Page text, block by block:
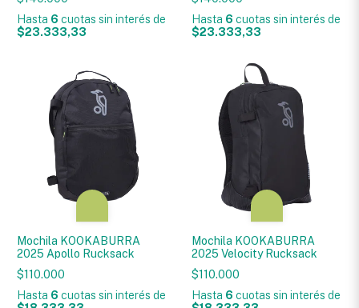
Hasta 6 cuotas sin interésde
$23.333,33
Hasta 6 cuotas sin interés de
$23.333,33
Mochila KOOKABURRA
2025 Apollo Rucksack
$110.000
Hasta 6 cuotas sin interésde
Mochila KOOKABURRA
2025 Velocity Rucksack
$110.000
Hasta 6 cuotas sin interés de